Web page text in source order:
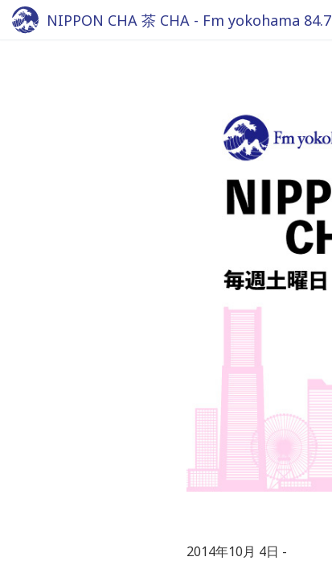
NIPPON CHA 茶 CHA - Fm yokohama 84.7
2014年10月 4日